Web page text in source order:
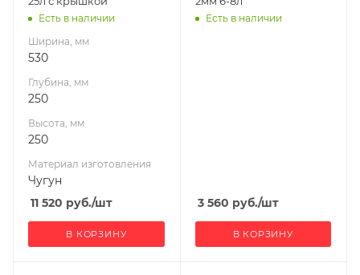
Есть в наличии
Ширина, мм
530
Глубина, мм
250
Высота, мм
250
Материал изготовления
Чугун
11 520 руб./шт
В КОРЗИНУ
Есть в наличии
3 560 руб./шт
В КОРЗИНУ